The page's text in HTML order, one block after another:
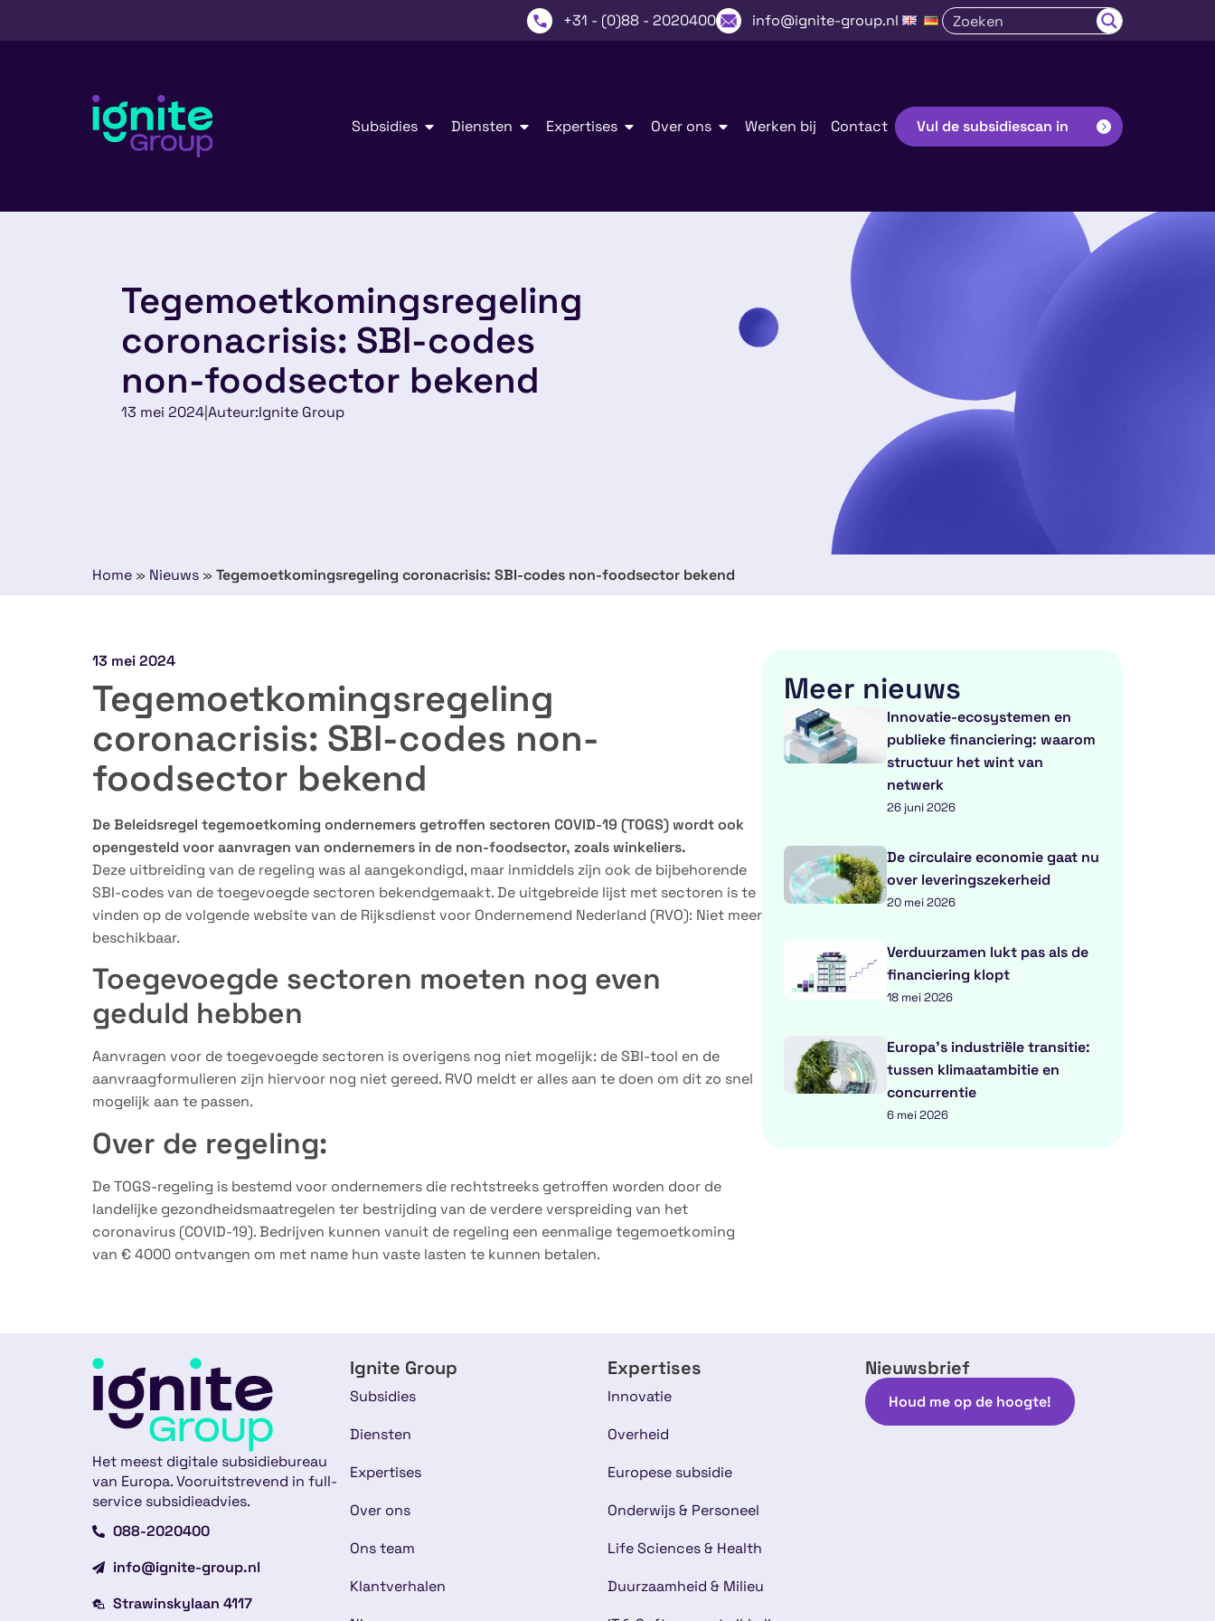
+31 - (0)88 - 2020400 info@ignite-group.nl
Subsidies Diensten Expertises Over ons Werken bij Contact Vul de subsidiescan in
Tegemoetkomingsregeling
coronacrisis: SBI-codes
non-foodsector bekend
13 mei 2024|Auteur:Ignite Group
Home » Nieuws » Tegemoetkomingsregeling coronacrisis: SBI-codes non-foodsector bekend
13 mei 2024
Tegemoetkomingsregeling
coronacrisis: SBI-codes non-
foodsector bekend
De Beleidsregel tegemoetkoming ondernemers getroffen sectoren COVID-19 (TOGS) wordt ook
opengesteld voor aanvragen van ondernemers in de non-foodsector, zoals winkeliers.
Deze uitbreiding van de regeling was al aangekondigd, maar inmiddels zijn ook de bijbehorende
SBI-codes van de toegevoegde sectoren bekendgemaakt. De uitgebreide lijst met sectoren is te
vinden op de volgende website van de Rijksdienst voor Ondernemend Nederland (RVO): Niet meer
beschikbaar.
Toegevoegde sectoren moeten nog even
geduld hebben
Aanvragen voor de toegevoegde sectoren is overigens nog niet mogelijk: de SBI-tool en de
aanvraagformulieren zijn hiervoor nog niet gereed. RVO meldt er alles aan te doen om dit zo snel
mogelijk aan te passen.
Over de regeling:
De TOGS-regeling is bestemd voor ondernemers die rechtstreeks getroffen worden door de
landelijke gezondheidsmaatregelen ter bestrijding van de verdere verspreiding van het
coronavirus (COVID-19). Bedrijven kunnen vanuit de regeling een eenmalige tegemoetkoming
van € 4000 ontvangen om met name hun vaste lasten te kunnen betalen.
Meer nieuws
Innovatie-ecosystemen en
publieke financiering: waarom
structuur het wint van
netwerk
26 juni 2026
De circulaire economie gaat nu
over leveringszekerheid
20 mei 2026
Verduurzamen lukt pas als de
financiering klopt
18 mei 2026
Europa’s industriële transitie:
tussen klimaatambitie en
concurrentie
6 mei 2026
Het meest digitale subsidiebureau
van Europa. Vooruitstrevend in full-
service subsidieadvies.
088-2020400
info@ignite-group.nl
Strawinskylaan 4117
Ignite Group
Subsidies
Diensten
Expertises
Over ons
Ons team
Klantverhalen
Expertises
Innovatie
Overheid
Europese subsidie
Onderwijs & Personeel
Life Sciences & Health
Duurzaamheid & Milieu
Nieuwsbrief
Houd me op de hoogte!